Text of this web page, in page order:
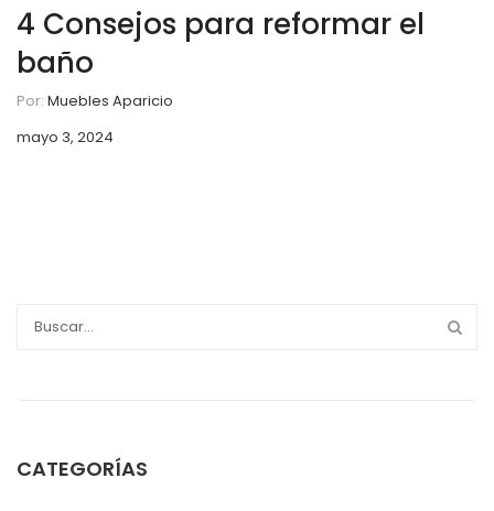
4 Consejos para reformar el
baño
Por: Muebles Aparicio
mayo 3, 2024
CATEGORÍAS